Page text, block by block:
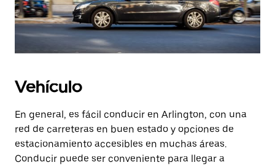
Vehículo
En general, es fácil conducir en Arlington, con una
red de carreteras en buen estado y opciones de
estacionamiento accesibles en muchas áreas.
Conducir puede ser conveniente para llegar a